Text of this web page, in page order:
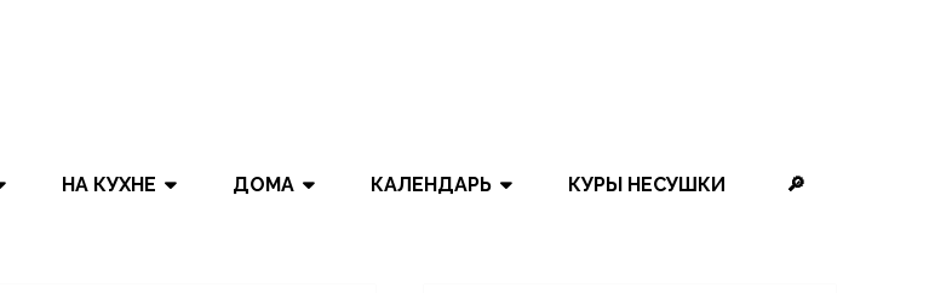
НА КУХНЕ ДОМА КАЛЕНДАРЬ КУРЫ НЕСУШКИ 🔎